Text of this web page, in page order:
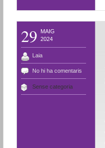
29
MAIG
2024
Laia
No hi ha comentaris
Sense categoria